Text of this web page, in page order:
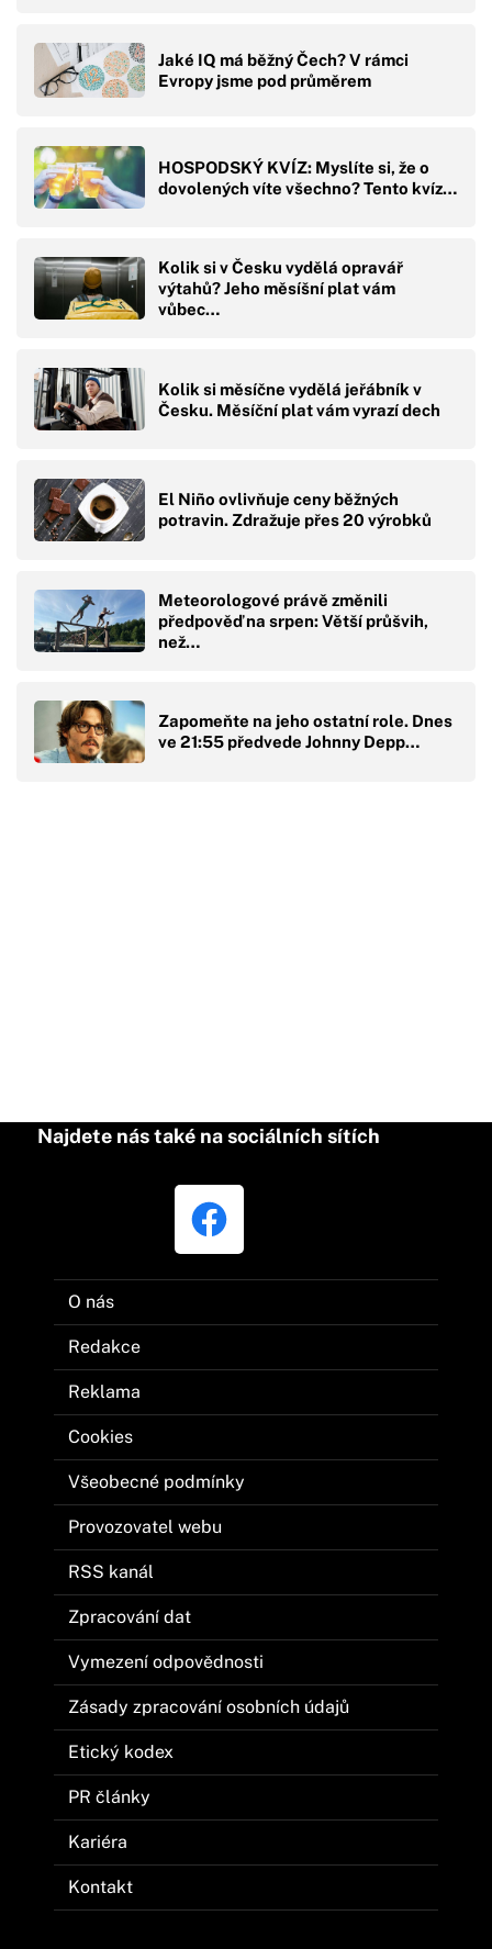
Jaké IQ má běžný Čech? V rámci
Evropy jsme pod průměrem
HOSPODSKÝ KVÍZ: Myslíte si, že o
dovolených víte všechno? Tento kvíz…
Kolik si v Česku vydělá opravář
výtahů? Jeho měsíšní plat vám
vůbec…
Kolik si měsíčne vydělá jeřábník v
Česku. Měsíční plat vám vyrazí dech
El Niño ovlivňuje ceny běžných
potravin. Zdražuje přes 20 výrobků
Meteorologové právě změnili
předpověď na srpen: Větší průšvih,
než…
Zapomeňte na jeho ostatní role. Dnes
ve 21:55 předvede Johnny Depp…
Najdete nás také na sociálních sítích
O nás
Redakce
Reklama
Cookies
Všeobecné podmínky
Provozovatel webu
RSS kanál
Zpracování dat
Vymezení odpovědnosti
Zásady zpracování osobních údajů
Etický kodex
PR články
Kariéra
Kontakt